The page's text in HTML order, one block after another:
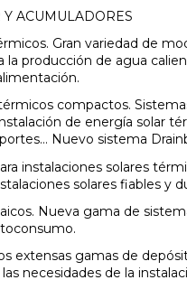
ACUMULADORES
Gran variedad de
la producción de agua
compactos.
de energía solar
Nuevo sistema
instalaciones solares
solares fiables y
Nueva gama de
extensas gamas de
necesidades de la